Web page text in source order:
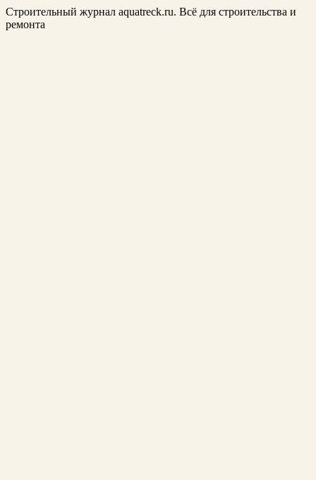
Строительный журнал aquatreck.ru. Всё для строительства и
ремонта